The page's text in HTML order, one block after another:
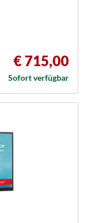
€ 715,00
Sofort verfügbar